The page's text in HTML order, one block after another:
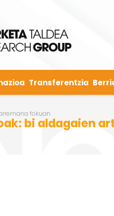
Transferentzia
fokuan
bi aldagaien